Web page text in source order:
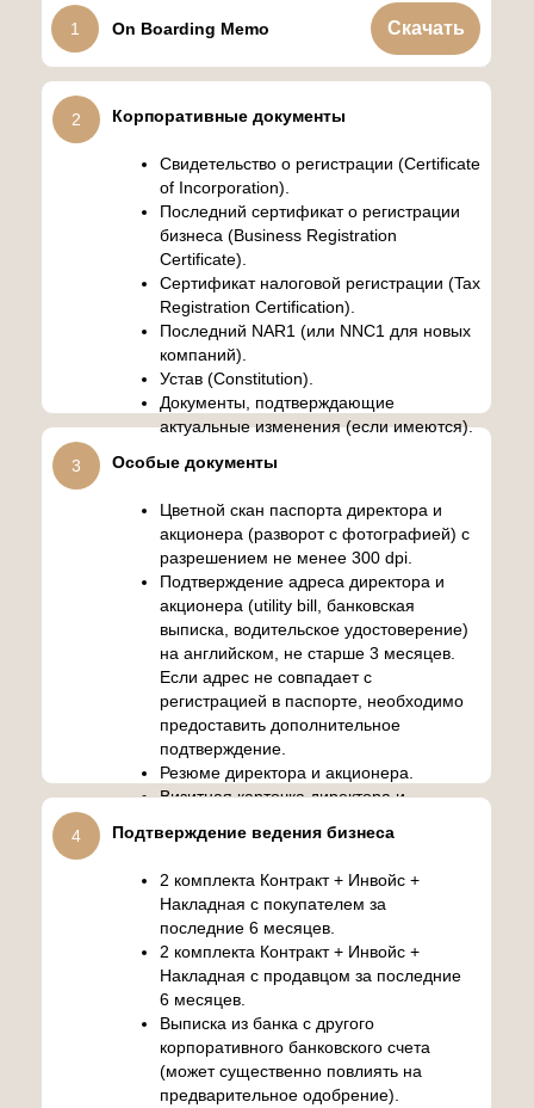
On Boarding Memo
1
Корпоративные документы
2
Особые документы
3
Скачать
Свидетельство о регистрации (Certificate
of Incorporation).
Последний сертификат о регистрации
бизнеса (Business Registration
Certificate).
Сертификат налоговой регистрации (Tax
Registration Certification).
Последний NAR1 (или NNC1 для новых
компаний).
Устав (Constitution).
Документы, подтверждающие
актуальные изменения (если имеются).
Цветной скан паспорта директора и
акционера (разворот с фотографией) с
разрешением не менее 300 dpi.
Подтверждение адреса директора и
акционера (utility bill, банковская
выписка, водительское удостоверение)
на английском, не старше 3 месяцев.
Если адрес не совпадает с
регистрацией в паспорте, необходимо
предоставить дополнительное
подтверждение.
Резюме директора и акционера.
Визитная карточка директора и
Подтверждение ведения бизнеса
4
2 комплекта Контракт + Инвойс +
Накладная с покупателем за
последние 6 месяцев.
2 комплекта Контракт + Инвойс +
Накладная с продавцом за последние
6 месяцев.
Выписка из банка с другого
корпоративного банковского счета
(может существенно повлиять на
предварительное одобрение).